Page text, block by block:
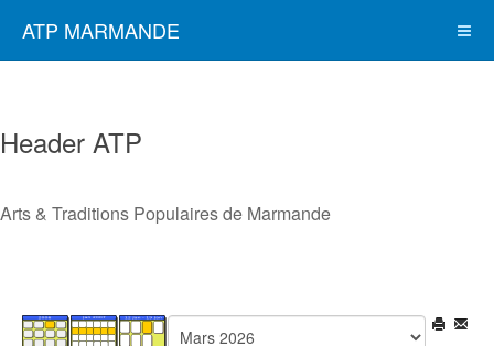
ATP MARMANDE
Header ATP
Arts & Traditions Populaires de Marmande